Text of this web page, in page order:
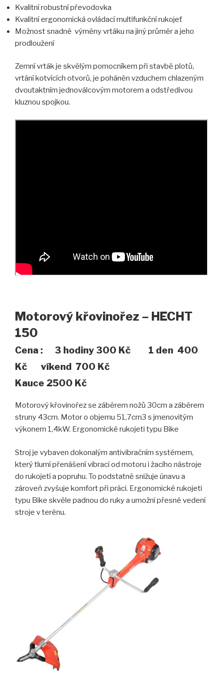
Kvalitní robustní převodovka
Kvalitní ergonomická ovládací multifunkční rukojeť
Možnost snadné výměny vrtáku na jiný průměr a jeho
prodloužení
Zemní vrták je skvělým pomocníkem při stavbě plotů,
vrtání kotvících otvorů, je poháněn vzduchem chlazeným
dvoutaktním jednoválcovým motorem a odstředivou
kluznou spojkou.
Motorový křovinořez – HECHT
150
Cena : 3 hodiny 300 Kč 1 den 400
Kč víkend 700 Kč
Kauce 2500 Kč
Motorový křovinořez se záběrem nožů 30cm a záběrem
struny 43cm. Motor o objemu 51,7cm3 s jmenovitým
výkonem 1,4kW. Ergonomické rukojeti typu Bike
Stroj je vybaven dokonalým antivibračním systémem,
který tlumí přenášení vibrací od motoru i žacího nástroje
do rukojetí a popruhu. To podstatně snižuje únavu a
zároveň zvyšuje komfort při práci. Ergonomické rukojeti
typu Bike skvěle padnou do ruky a umožní přesné vedení
stroje v terénu.